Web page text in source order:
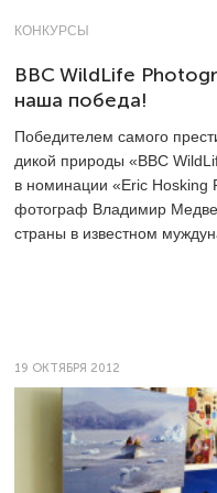
КОНКУРСЫ
BBC WildLife
наша победа!
Победителем самого
дикой природы «BBC
в номинации «Eric Hosking
фотограф Владимир
страны в известном
19 ОКТЯБРЯ 2012